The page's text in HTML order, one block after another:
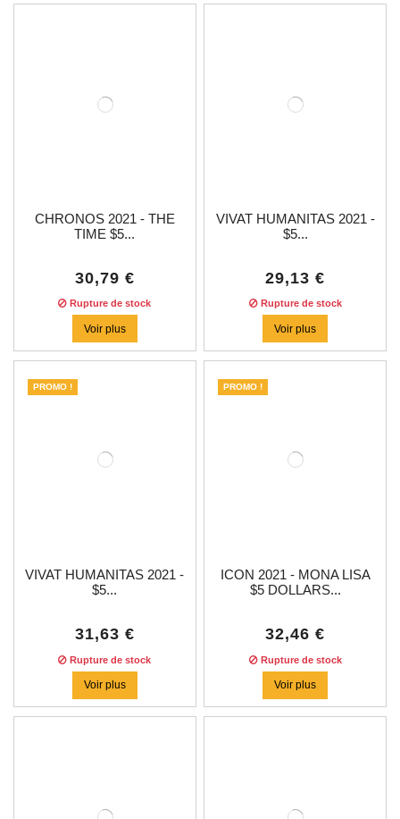
CHRONOS 2021 - THE
TIME $5...
30,79 €
Rupture de stock
Voir plus
VIVAT HUMANITAS 2021 -
$5...
29,13 €
Rupture de stock
Voir plus
PROMO !
VIVAT HUMANITAS 2021 -
$5...
31,63 €
Rupture de stock
Voir plus
PROMO !
ICON 2021 - MONA LISA
$5 DOLLARS...
32,46 €
Rupture de stock
Voir plus